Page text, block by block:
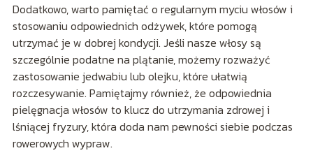
Dodatkowo, warto pamiętać o regularnym myciu włosów i
stosowaniu odpowiednich odżywek, które pomogą
utrzymać je w dobrej kondycji. Jeśli nasze włosy są
szczególnie podatne na plątanie, możemy rozważyć
zastosowanie jedwabiu lub olejku, które ułatwią
rozczesywanie. Pamiętajmy również, że odpowiednia
pielęgnacja włosów to klucz do utrzymania zdrowej i
lśniącej fryzury, która doda nam pewności siebie podczas
rowerowych wypraw.